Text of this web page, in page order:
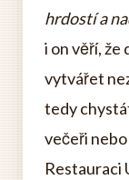
hrdostí a
i on věří, že
vytvářet
tedy
večeři
Restauraci